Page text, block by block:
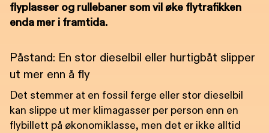
flyplasser og rullebaner som vil øke flytrafikken
enda mer i framtida.
Påstand: En stor dieselbil eller hurtigbåt slipper
ut mer enn å fly
Det stemmer at en fossil ferge eller stor dieselbil
kan slippe ut mer klimagasser per person enn en
flybillett på økonomiklasse, men det er ikke alltid